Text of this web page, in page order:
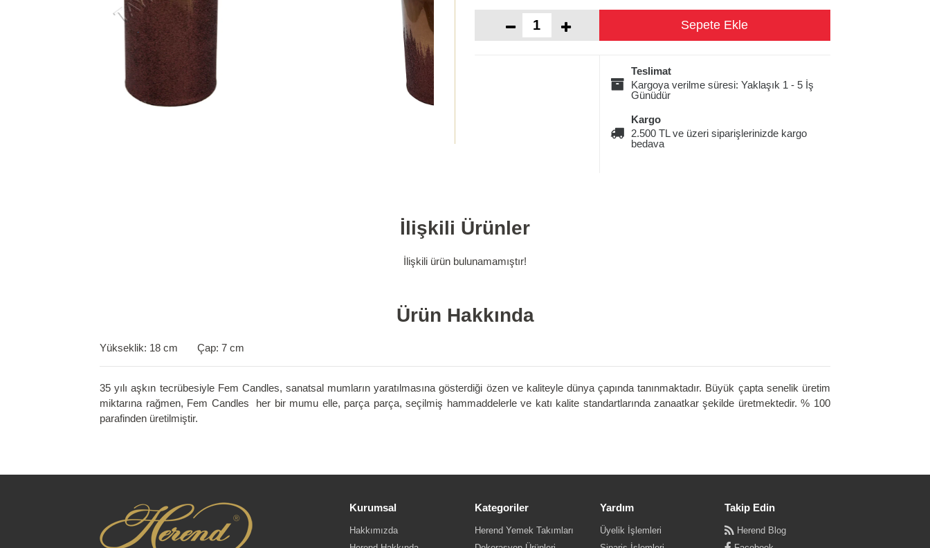
Teslimat
Kargoya verilme süresi: Yaklaşık 1 - 5 İş
Günüdür
Kargo
2.500 TL ve üzeri siparişlerinizde kargo
bedava
İlişkili Ürünler
İlişkili ürün bulunamamıştır!
Ürün Hakkında
Yükseklik: 18 cm Çap: 7 cm
35 yılı aşkın tecrübesiyle Fem Candles, sanatsal mumların yaratılmasına gösterdiği özen ve kaliteyle dünya çapında tanınmaktadır. Büyük çapta senelik üretim
miktarına rağmen, Fem Candles her bir mumu elle, parça parça, seçilmiş hammaddelerle ve katı kalite standartlarında zanaatkar şekilde üretmektedir. % 100
parafinden üretilmiştir.
Kurumsal
Hakkımızda
Kategoriler
Herend Yemek Takımları
Yardım
Üyelik İşlemleri
Takip Edin
Herend Blog